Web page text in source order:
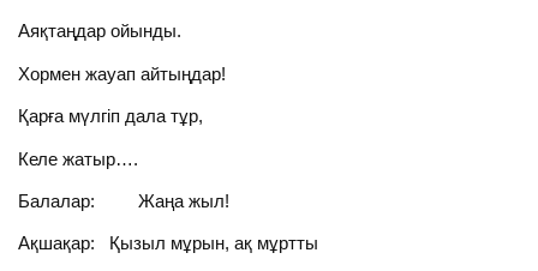
Аяқтаңдар ойынды.
Хормен жауап айтыңдар!
Қарға мүлгіп дала тұр,
Келе жатыр….
Балалар: Жаңа жыл!
Ақшақар: Қызыл мұрын, ақ мұртты